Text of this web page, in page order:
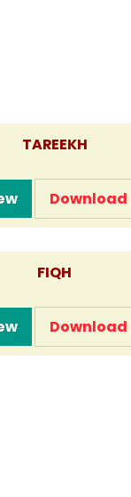
TAREEKH
Download
FIQH
Download